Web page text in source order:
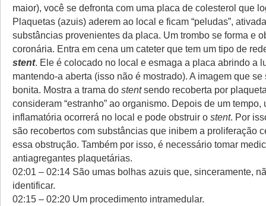
maior), você se defronta com uma placa de colesterol que
Plaquetas (azuis) aderem ao local e ficam “peludas”,
substâncias provenientes da placa. Um trombo se forma e
coronária. Entra em cena um cateter que tem um tipo de
stent. Ele é colocado no local e esmaga a placa abrindo a
mantendo-a aberta (isso não é mostrado). A imagem que se
bonita. Mostra a trama do stentsendo recoberta por
consideram “estranho” ao organismo. Depois de um tempo,
inflamatória ocorrerá no local e pode obstruir o stent. Por
são recobertos com substâncias que inibem a proliferação
essa obstrução. Também por isso, é necessário tomar
antiagregantes plaquetárias.
02:01 – 02:14 São umas bolhas azuis que, sinceramente,
identificar.
02:15 – 02:20 Um procedimento intramedular.